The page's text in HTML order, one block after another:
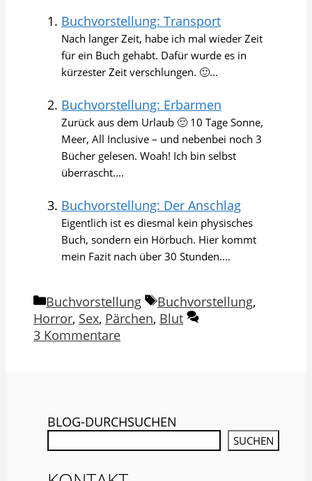
Buchvorstellung: Transport
Nach langer Zeit, habe ich mal wieder Zeit
für ein Buch gehabt. Dafür wurde es in
kürzester Zeit verschlungen. 🙂...
Buchvorstellung: Erbarmen
Zurück aus dem Urlaub 🙂 10 Tage Sonne,
Meer, All Inclusive – und nebenbei noch 3
Bücher gelesen. Woah! Ich bin selbst
überrascht....
Buchvorstellung: Der Anschlag
Eigentlich ist es diesmal kein physisches
Buch, sondern ein Hörbuch. Hier kommt
mein Fazit nach über 30 Stunden....
Kategorien
Buchvorstellung Schlagwörter
Buchvorstellung,
Horror, Sex, Pärchen, Blut
3 Kommentare
BLOG-DURCHSUCHEN
SUCHEN